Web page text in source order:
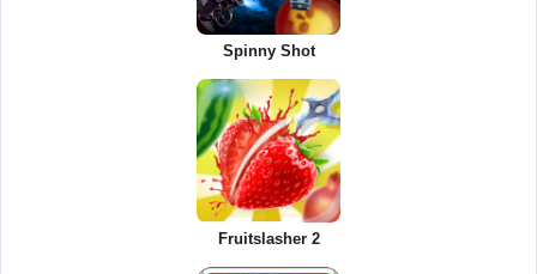
Spinny Shot
Fruitslasher 2